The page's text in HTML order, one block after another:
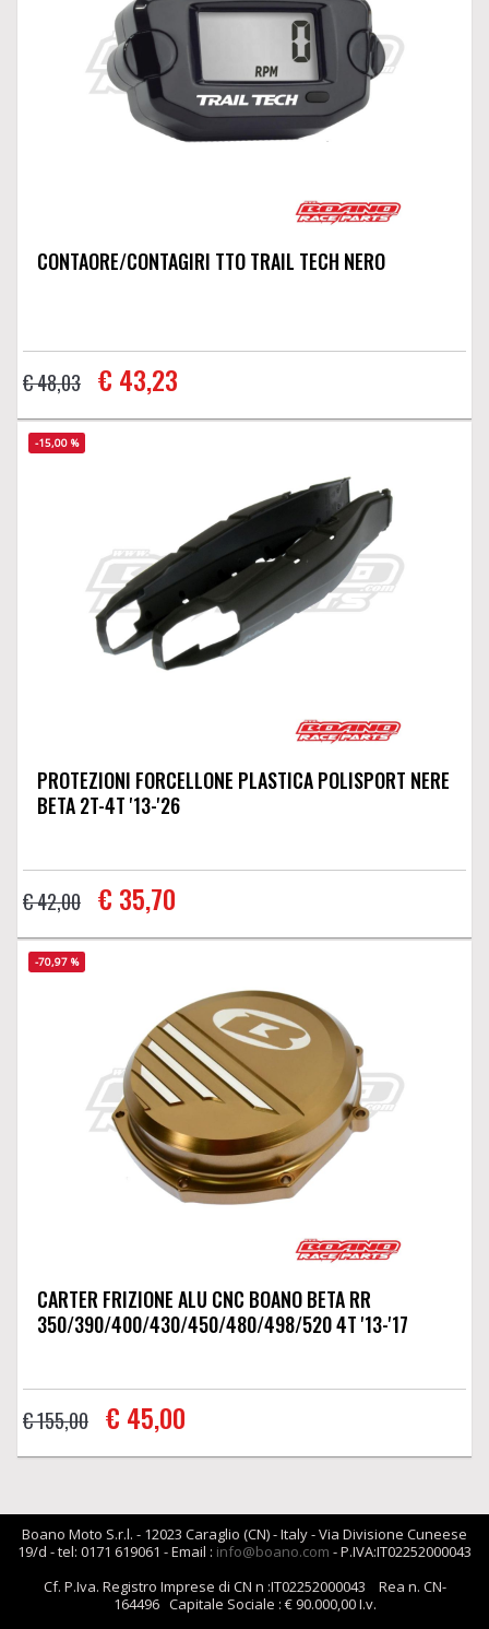
CONTAORE/CONTAGIRI TTO TRAIL TECH NERO
€ 48,03 € 43,23
-15,00 %
PROTEZIONI FORCELLONE PLASTICA POLISPORT NERE
BETA 2T-4T '13-'26
€ 42,00 € 35,70
-70,97 %
CARTER FRIZIONE ALU CNC BOANO BETA RR
350/390/400/430/450/480/498/520 4T '13-'17
€ 155,00 € 45,00
Boano Moto S.r.l. - 12023 Caraglio (CN) - Italy - Via Divisione Cuneese
19/d - tel: 0171 619061 - Email : info@boano.com - P.IVA:IT02252000043
Cf. P.Iva. Registro Imprese di CN n :IT02252000043 Rea n. CN-
164496 Capitale Sociale : € 90.000,00 I.v.